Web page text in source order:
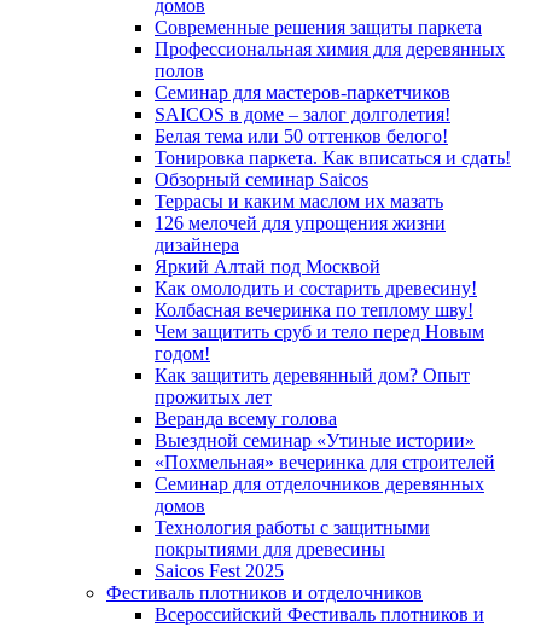
домов
Современные решения защиты паркета
Профессиональная химия для деревянных
полов
Семинар для мастеров-паркетчиков
SAICOS в доме – залог долголетия!
Белая тема или 50 оттенков белого!
Тонировка паркета. Как вписаться и сдать!
Обзорный семинар Saicos
Террасы и каким маслом их мазать
126 мелочей для упрощения жизни
дизайнера
Яркий Алтай под Москвой
Как омолодить и состарить древесину!
Колбасная вечеринка по теплому шву!
Чем защитить сруб и тело перед Новым
годом!
Как защитить деревянный дом? Опыт
прожитых лет
Веранда всему голова
Выездной семинар «Утиные истории»
«Похмельная» вечеринка для строителей
Семинар для отделочников деревянных
домов
Технология работы с защитными
покрытиями для древесины
Saicos Fest 2025
Фестиваль плотников и отделочников
Всероссийский Фестиваль плотников и